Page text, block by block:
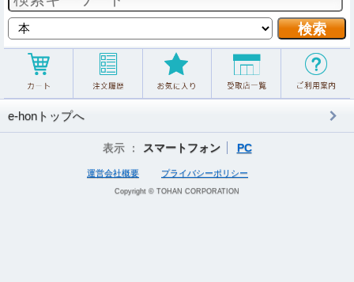
e-honトップへ
表示 ： スマートフォン PC
運営会社概要 プライバシーポリシー
Copyright © TOHAN CORPORATION